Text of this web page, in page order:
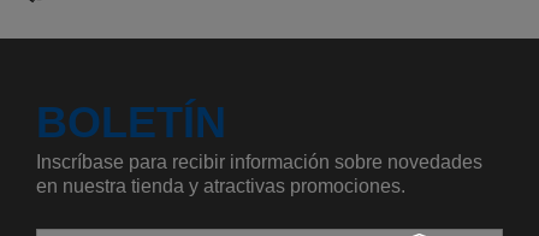
BOLETÍN
Inscríbase para recibir información sobre novedades
en nuestra tienda y atractivas promociones.